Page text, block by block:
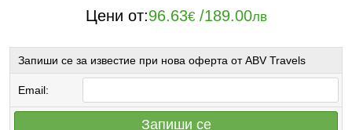
Цени от:96.63€/189.00лв
Запиши се за известие при нова оферта от ABV Travels
Email:
Запиши се